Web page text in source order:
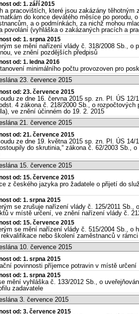
od: 1. září 2015
a pracovištích, které jsou zakázány
do konce devátého měsíce po porodu,
a o podmínkách, za nichž mohou
povolání (vyhláška o zakázaných pracích a
od: 1. srpna 2015
se mění nařízení vlády č. 318/2008 Sb., o
ve znění pozdějších předpisů
od: 1. ledna 2016
minimálního počtu provozoven pro
23. července 2015
od: 23. července 2015
ze dne 16. června 2015 sp. zn. Pl. ÚS
4 zákona č. 218/2000 Sb., o
ve znění účinném do 19. 2. 2015
21. července 2015
od: 21. července 2015
ze dne 19. května 2015 sp. zn. Pl. ÚS
do skrutinia,“ zákona č. 62/2003 Sb.,
15. července 2015
od: 15. července 2015
z českého jazyka pro žadatele o přijetí do
od: 1. srpna 2015
se zrušuje nařízení vlády č. 125/2011
v místě určení, ve znění nařízení vlády č.
od: 15. července 2015
se mění nařízení vlády č. 515/2004 Sb., o
rekvalifikace nebo školení zaměstnanců v
10. července 2015
od: 1. srpna 2015
povinnosti příjemce potravin v místě určení
od: 1. srpna 2015
mění vyhláška č. 133/2012 Sb., o
zadavatele
3. července 2015
od: 3. července 2015